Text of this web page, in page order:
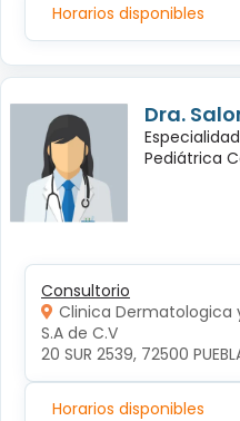
Horarios disponibles
Dra.
Pediátrica
Consultorio
Clinica Dermatologica
S.A de C.V
20 SUR 2539, 72500
Horarios disponibles